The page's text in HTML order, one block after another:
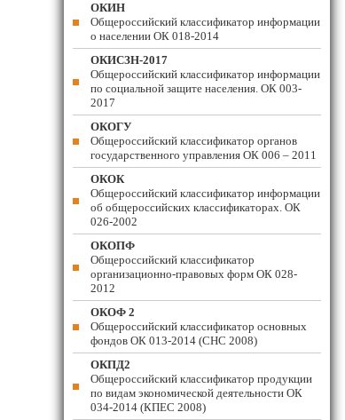
ОКИН
Общероссийский классификатор информации
о населении ОК 018-2014
ОКИСЗН-2017
Общероссийский классификатор информации
по социальной защите населения. ОК 003-
2017
ОКОГУ
Общероссийский классификатор органов
государственного управления ОК 006 – 2011
ОКОК
Общероссийский классификатор информации
об общероссийских классификаторах. ОК
026-2002
ОКОПФ
Общероссийский классификатор
организационно-правовых форм ОК 028-
2012
ОКОФ 2
Общероссийский классификатор основных
фондов ОК 013-2014 (СНС 2008)
ОКПД2
Общероссийский классификатор продукции
по видам экономической деятельности ОК
034-2014 (КПЕС 2008)